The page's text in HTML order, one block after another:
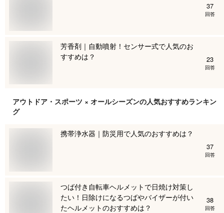
37
回答
芳香剤｜自動噴射！センサー式で人気のお
すすめは？
23
回答
アウトドア・スポーツ × オールシーズンの人気おすすめランキン
グ
携帯浄水器｜防災用で人気のおすすめは？
37
回答
つば付き自転車ヘルメットで日焼け対策し
たい！日除けになるつばやバイザーが付い
たヘルメットのおすすめは？
38
回答